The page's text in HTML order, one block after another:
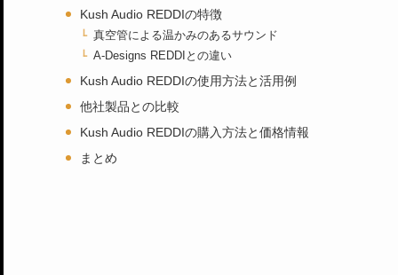
Kush Audio REDDIの特徴
真空管による温かみのあるサウンド
A-Designs REDDIとの違い
Kush Audio REDDIの使用方法と活用例
他社製品との比較
Kush Audio REDDIの購入方法と価格情報
まとめ